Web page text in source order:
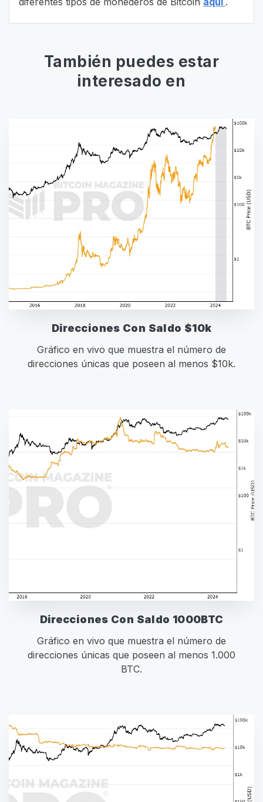
También puedes estar
interesado en
Direcciones Con Saldo $10k
Gráfico en vivo que muestra el número de
direcciones únicas que poseen al menos $10k.
Direcciones Con Saldo 1000BTC
Gráfico en vivo que muestra el número de
direcciones únicas que poseen al menos 1.000
BTC.